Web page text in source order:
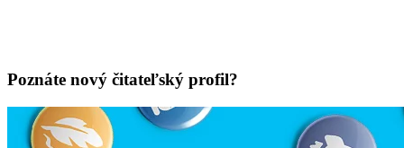
Poznáte nový čitateľský profil?